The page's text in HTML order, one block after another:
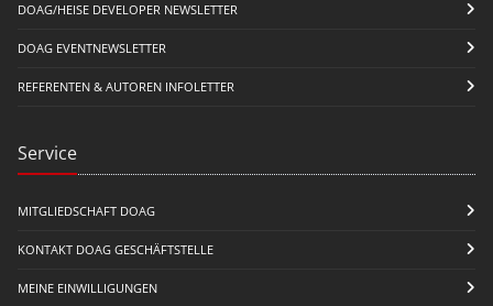
DOAG/HEISE DEVELOPER NEWSLETTER
DOAG EVENTNEWSLETTER
REFERENTEN & AUTOREN INFOLETTER
Service
MITGLIEDSCHAFT DOAG
KONTAKT DOAG GESCHÄFTSTELLE
MEINE EINWILLIGUNGEN